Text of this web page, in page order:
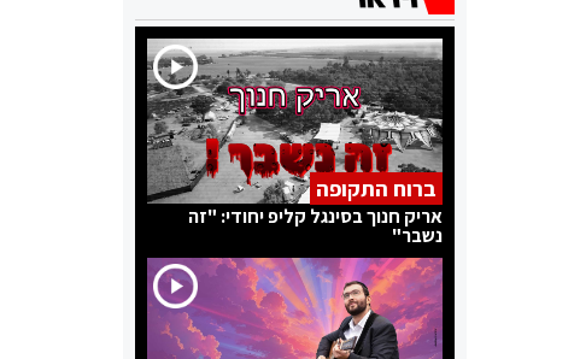
ברוח התקופה
אריק חנוך בסינגל קליפ יחודי: "זה
נשבר"